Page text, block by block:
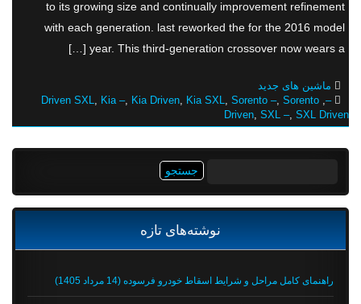
to its growing size and continually improvement refinement
with each generation. last reworked the for the 2016 model
year. This third-generation crossover now wears a […]
ماشین های جدید
–
,
Driven SXL,Kia –,Kia Driven,Kia SXL,Sorento –,Sorento
Driven,SXL –,SXL Driven
نوشته‌های تازه
راهنمای کامل مراحل و شرایط اسقاط خودرو فرسوده (14 مرداد 1405)